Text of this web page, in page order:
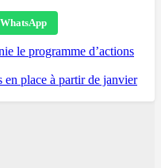
WhatsApp
le programme d’actions
en place à partir de janvier